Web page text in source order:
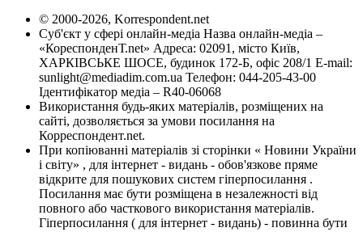
© 2000-2026, Korrespondent.net
Суб'єкт у сфері онлайн-медіа Назва онлайн-медіа –
«КореспонденТ.net» Адреса: 02091, місто Київ,
ХАРКІВСЬКЕ ШОСЕ, будинок 172-Б, офіс 208/1 E-mail:
sunlight@mediadim.com.ua Телефон: 044-205-43-00
Ідентифікатор медіа – R40-06068
Використання будь-яких матеріалів, розміщених на
сайті, дозволяється за умови посилання на
Корреспондент.net.
При копіюванні матеріалів зі сторінки « Новини України
і світу» , для інтернет - видань - обов'язкове пряме
відкрите для пошукових систем гіперпосилання .
Посилання має бути розміщена в незалежності від
повного або часткового використання матеріалів.
Гіперпосилання ( для інтернет - видань) - повинна бути